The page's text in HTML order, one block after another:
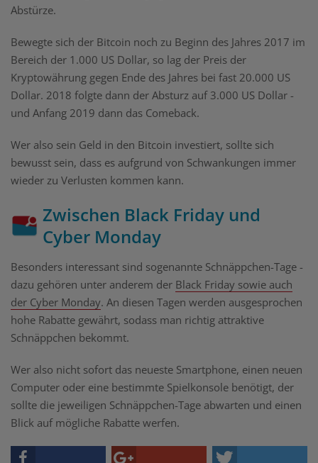
Abstürze.
Bewegte sich der Bitcoin noch zu Beginn des Jahres 2017 im
Bereich der 1.000 US Dollar, so lag der Preis der
Kryptowährung gegen Ende des Jahres bei fast 20.000 US
Dollar. 2018 folgte dann der Absturz auf 3.000 US Dollar -
und Anfang 2019 dann das Comeback.
Wer also sein Geld in den Bitcoin investiert, sollte sich
bewusst sein, dass es aufgrund von Schwankungen immer
wieder zu Verlusten kommen kann.
Zwischen Black Friday und
Cyber Monday
Besonders interessant sind sogenannte Schnäppchen-Tage -
dazu gehören unter anderem der Black Friday sowie auch
der Cyber Monday. An diesen Tagen werden ausgesprochen
hohe Rabatte gewährt, sodass man richtig attraktive
Schnäppchen bekommt.
Wer also nicht sofort das neueste Smartphone, einen neuen
Computer oder eine bestimmte Spielkonsole benötigt, der
sollte die jeweiligen Schnäppchen-Tage abwarten und einen
Blick auf mögliche Rabatte werfen.